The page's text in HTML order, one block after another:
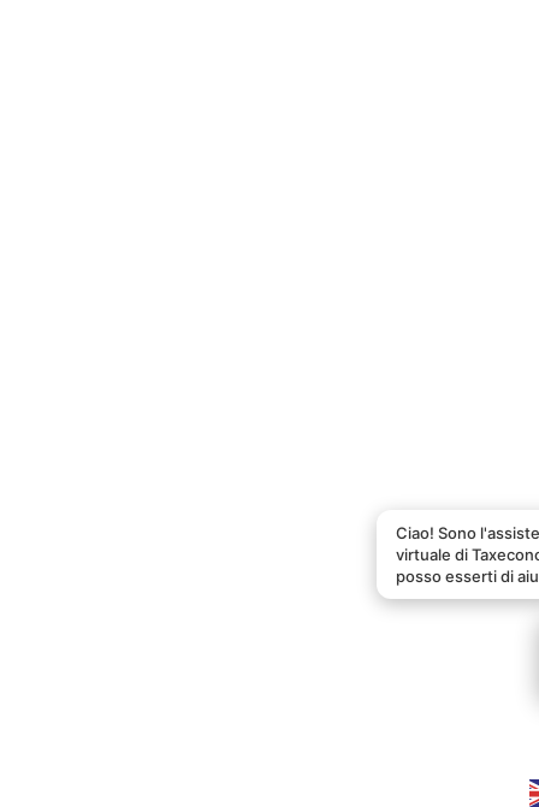
Ciao! Sono
virtuale di
posso esserti di